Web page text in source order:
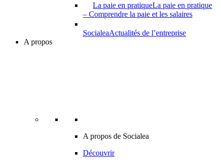
La paie en pratiqueLa paie en pratique
– Comprendre la paie et les salaires
SocialeaActualités de l’entreprise
A propos
A propos de Socialea
Découvrir